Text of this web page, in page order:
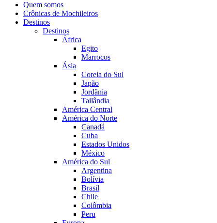
Quem somos
Crônicas de Mochileiros
Destinos
Destinos
África
Egito
Marrocos
Ásia
Coreia do Sul
Japão
Jordânia
Tailândia
América Central
América do Norte
Canadá
Cuba
Estados Unidos
México
América do Sul
Argentina
Bolívia
Brasil
Chile
Colômbia
Peru